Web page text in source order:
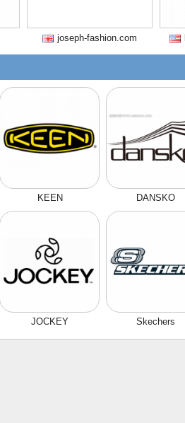
joseph-fashion.com
KEEN DANSKO
JOCKEY Skechers